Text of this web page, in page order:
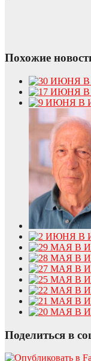
Похожие
Поделиться в